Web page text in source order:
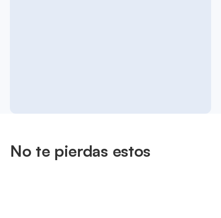
No te pierdas estos